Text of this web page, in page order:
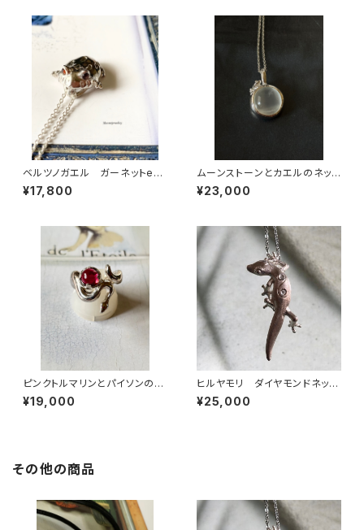
ベルツノガエル ガーネットeye
ネックレス
¥17,800
ムーンストーンとカエルのネック
レス
¥23,000
ピンクトルマリンとパイソンの指
輪
¥19,000
ヒルヤモリ ダイヤモンドネック
レス
¥25,000
その他の商品